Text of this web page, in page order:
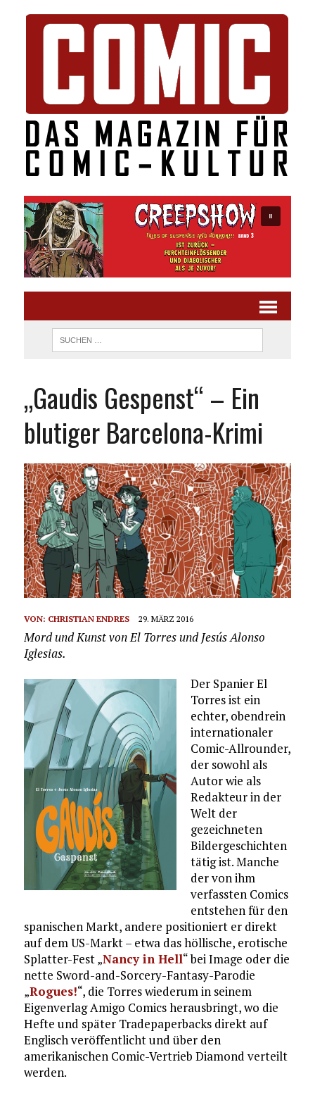
„Gaudis Gespenst“ – Ein
blutiger Barcelona-Krimi
VON: CHRISTIAN ENDRES 29. MÄRZ 2016
Mord und Kunst von El Torres und Jesús Alonso
Iglesias.
Der Spanier El
Torres ist ein
echter, obendrein
internationaler
Comic-Allrounder,
der sowohl als
Autor wie als
Redakteur in der
Welt der
gezeichneten
Bildergeschichten
tätig ist. Manche
der von ihm
verfassten Comics
entstehen für den
spanischen Markt, andere positioniert er direkt
auf dem US-Markt – etwa das höllische, erotische
Splatter-Fest „Nancy in Hell“ bei Image oder die
nette Sword-and-Sorcery-Fantasy-Parodie
„Rogues!“, die Torres wiederum in seinem
Eigenverlag Amigo Comics herausbringt, wo die
Hefte und später Tradepaperbacks direkt auf
Englisch veröffentlicht und über den
amerikanischen Comic-Vertrieb Diamond verteilt
werden.